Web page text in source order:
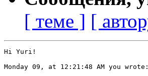
[ теме ] [
Hi Yuri!
Monday 09, at 12:21:48 AM you wrote: